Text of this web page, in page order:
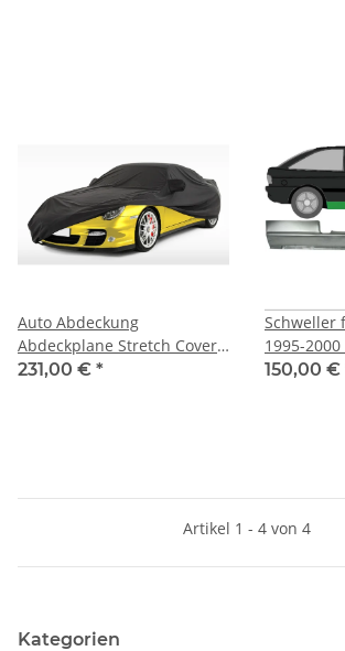
Auto Abdeckung
Abdeckplane Stretch Cover
Ganzgarage indoor für Ford
231,00 € *
Schweller
1995-
150,00 €
Artikel 1 - 4 von 4
Kategorien